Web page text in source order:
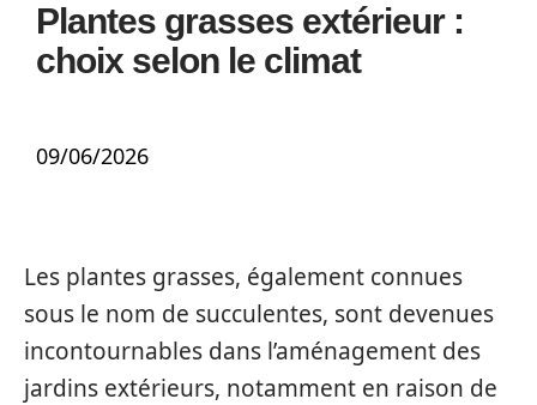
Plantes grasses extérieur :
choix selon le climat
09/06/2026
Les plantes grasses, également connues
sous le nom de succulentes, sont devenues
incontournables dans l’aménagement des
jardins extérieurs, notamment en raison de